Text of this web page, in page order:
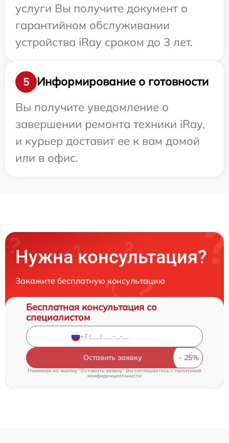
услуги Вы получите документ о
гарантийном обслуживании
устройства iRay сроком до 3 лет.
5
Информирование о готовности
Вы получите уведомление о
завершении ремонта техники iRay,
и курьер доставит ее к вам домой
или в офис.
Нужна консультация?
Закажите бесплатную консультацию
Бесплатная консультация со
специалистом
Оставить заявку
Нажимая на кнопку "Оставить заявку" Вы соглашаетесь cполитикой
конфиденциальности